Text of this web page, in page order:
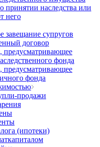
принятии наследства или
него
завещание супругов
договор
предусматривающее
фонда
предусматривающее
фонда
продажи
(ипотеки)